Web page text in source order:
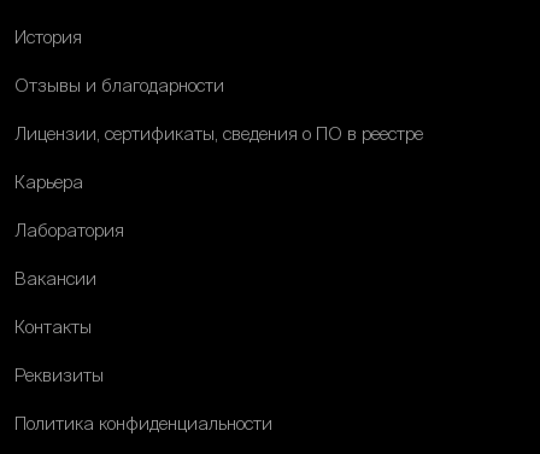
История
Отзывы и благодарности
Лицензии, сертификаты, сведения о ПО в реестре
Карьера
Лаборатория
Вакансии
Контакты
Реквизиты
Политика конфиденциальности